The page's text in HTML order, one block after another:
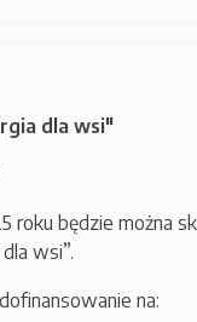
dla wsi"
roku będzie można
wsi”.
na: